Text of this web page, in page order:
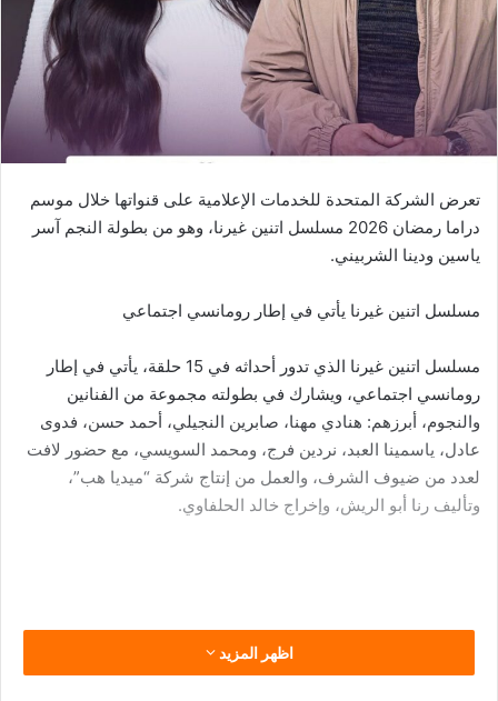
تعرض الشركة المتحدة للخدمات الإعلامية على قنواتها خلال موسم
دراما رمضان 2026 مسلسل اتنين غيرنا، وهو من بطولة النجم آسر
ياسين ودينا الشربيني.
مسلسل اتنين غيرنا يأتي في إطار رومانسي اجتماعي
مسلسل اتنين غيرنا الذي تدور أحداثه في 15 حلقة، يأتي في إطار
رومانسي اجتماعي، ويشارك في بطولته مجموعة من الفنانين
والنجوم، أبرزهم: هنادي مهنا، صابرين النجيلي، أحمد حسن، فدوى
عادل، ياسمينا العبد، نردين فرج، ومحمد السويسي، مع حضور لافت
لعدد من ضيوف الشرف، والعمل من إنتاج شركة “ميديا هب”،
وتأليف رنا أبو الريش، وإخراج خالد الحلفاوي.
اظهر المزيد